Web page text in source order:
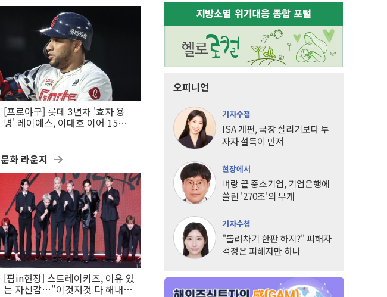
[프로야구] 롯데 3년차 '효자 용
병' 레이예스, 이대호 이어 15년
문화 라운지
[핌in현장] 스트레이키즈, 이유 있
는 자신감…"이것저것 다 해내는
오피니언
기자수첩
ISA 개편, 국장 살리기보다 투
자자 설득이 먼저
현장에서
벼랑 끝 중소기업, 기업은행에
쏠린 '270조'의 무게
기자수첩
"돌려차기 한판 하지?" 피해자
걱정은 피해자만 하나